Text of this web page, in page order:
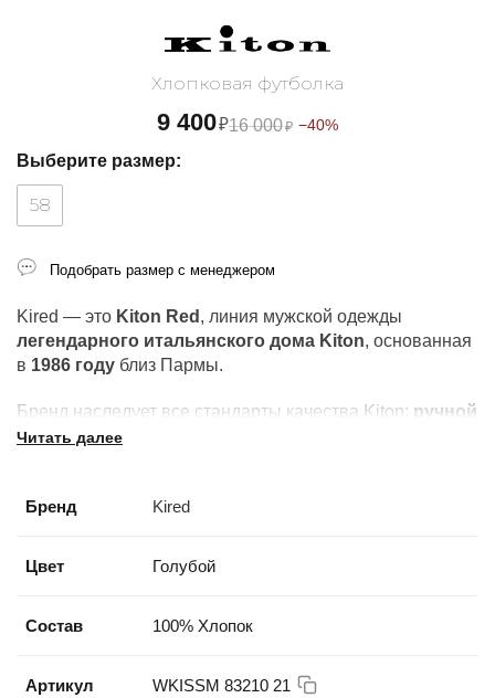
Хлопковая футболка
9 400₽16 000₽ −40%
Kired — это Kiton Red , линия мужской одежды
легендарного итальянского дома Kiton, основанная
в 1986 году близ Пармы.
Бренд наследует все стандарты качества Kiton: ручной
пошив , отборные ткани и внимание к каждой детали.
жертвовать качеством в повседневной жизни.
Читать далее
Бренд Kired
Цвет Голубой
Состав 100% Хлопок
Артикул WKISSM 83210 21
Выберите размер:
58
Подобрать размер с менеджером